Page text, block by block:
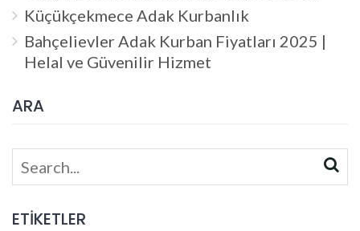
Küçükçekmece Adak Kurbanlık
Bahçelievler Adak Kurban Fiyatları 2025 |
Helal ve Güvenilir Hizmet
ARA
Search
for:
ETİKETLER